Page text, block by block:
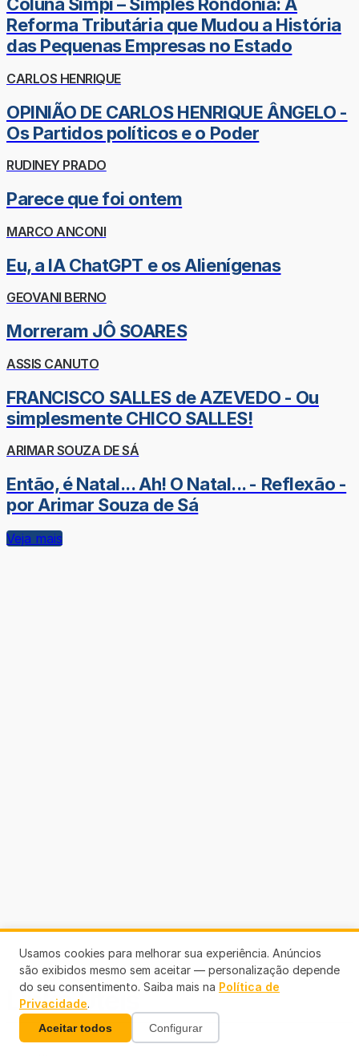
Coluna Simpi – Simples Rondônia: A
Reforma Tributária que Mudou a História
das Pequenas Empresas no Estado
CARLOS HENRIQUE
OPINIÃO DE CARLOS HENRIQUE ÂNGELO -
Os Partidos políticos e o Poder
RUDINEY PRADO
Parece que foi ontem
MARCO ANCONI
Eu, a IA ChatGPT e os Alienígenas
GEOVANI BERNO
Morreram JÔ SOARES
ASSIS CANUTO
FRANCISCO SALLES de AZEVEDO - Ou
simplesmente CHICO SALLES!
ARIMAR SOUZA DE SÁ
Então, é Natal... Ah! O Natal... - Reflexão -
por Arimar Souza de Sá
Veja mais
Links Úteis
Usamos cookies para melhorar sua experiência. Anúncios
são exibidos mesmo sem aceitar — personalização depende
do seu consentimento. Saiba mais na Política de
Privacidade.
Aceitar todos Configurar